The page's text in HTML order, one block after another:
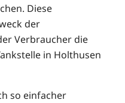
Diese
der
Verbraucher die
in Holthusen
so einfacher